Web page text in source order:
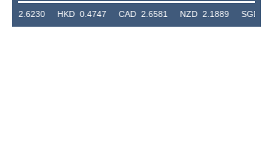
HKD 0.4747 CAD 2.6581 NZD 2.1889 SGD